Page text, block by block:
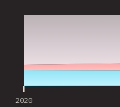
2020